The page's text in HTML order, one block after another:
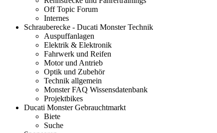
Off Topic Forum
Internes
Schrauberecke - Ducati Monster Technik
Auspuffanlagen
Elektrik & Elektronik
Fahrwerk und Reifen
Motor und Antrieb
Optik und Zubehör
Technik allgemein
Monster FAQ Wissensdatenbank
Projektbikes
Ducati Monster Gebrauchtmarkt
Biete
Suche